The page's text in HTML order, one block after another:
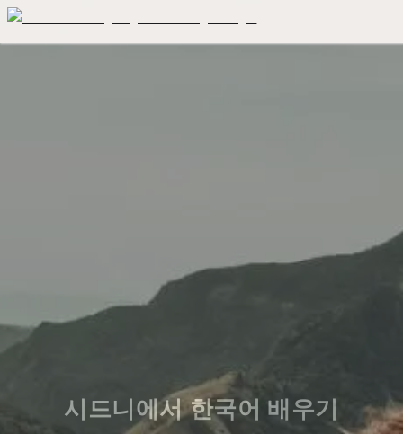
시드니에서 한국어 배우기